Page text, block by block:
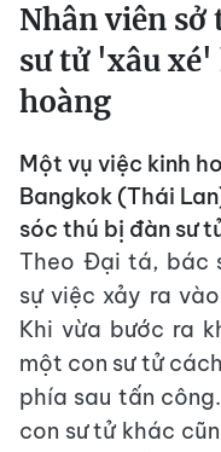
Nhân viên
sư tử 'xâu
hoàng
Một vụ việc kinh
Bangkok (Thái
sóc thú bị đàn sư
Theo Đại tá, bác
sự việc xảy ra
Khi vừa bước ra
một con sư tử
phía sau tấn
con sư tử khác